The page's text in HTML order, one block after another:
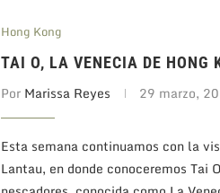
Hong Kong
TAI O, LA VENECIA DE HONG
Por Marissa Reyes 29 marzo,
Esta semana continuamos con la
Lantau, en donde conoceremos Tai